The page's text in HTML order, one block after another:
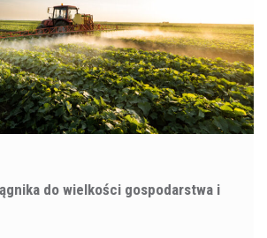
do wielkości gospodarstwa i